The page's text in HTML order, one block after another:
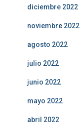
diciembre 2022
noviembre 2022
agosto 2022
julio 2022
junio 2022
mayo 2022
abril 2022